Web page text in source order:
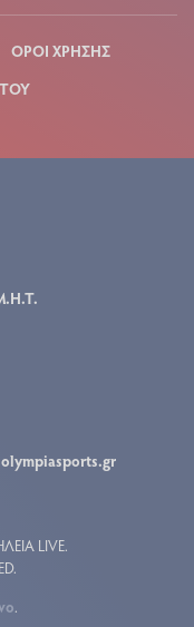
ΟΡΟΙ ΧΡΗΣΗΣ
olympiasports.gr
LIVE.
.